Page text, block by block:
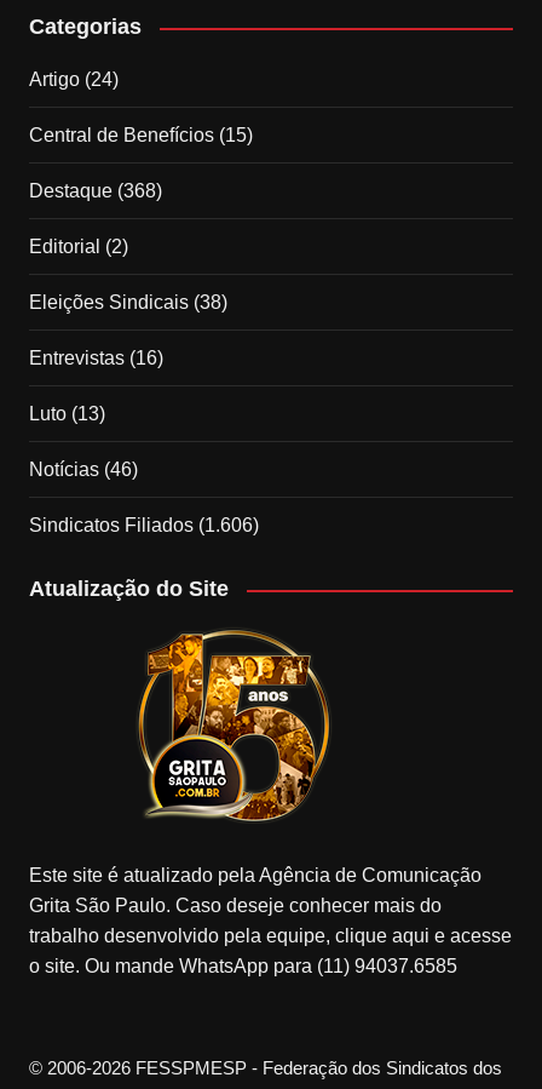
Categorias
Artigo(24)
Central de Benefícios(15)
Destaque(368)
Editorial (2)
Eleições Sindicais(38)
Entrevistas(16)
Luto(13)
Notícias(46)
Sindicatos Filiados(1.606)
Atualização do Site
Este site é atualizado pela Agência de Comunicação
Grita São Paulo. Caso deseje conhecer mais do
trabalho desenvolvido pela equipe, clique aqui e acesse
o site. Ou mande WhatsApp para (11) 94037.6585
© 2006-2026 FESSPMESP - Federação dos Sindicatos dos